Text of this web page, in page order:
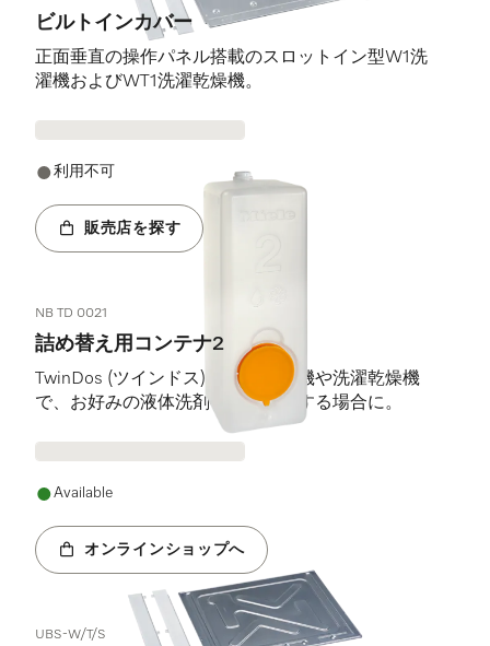
ビルトインカバー
正面垂直の操作パネル搭載のスロットイン型W1洗
濯機およびWT1洗濯乾燥機。
利用不可
販売店を探す
NB TD 0021
詰め替え用コンテナ2
TwinDos (ツインドス) 搭載の洗濯機や洗濯乾燥機
で、お好みの液体洗剤を自動投入する場合に。
Available
オンラインショップへ
UBS-W/T/S